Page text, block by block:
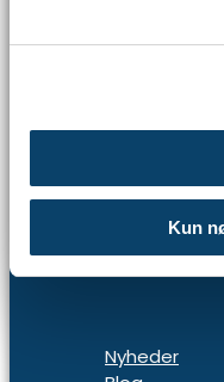
Kun
Nyheder